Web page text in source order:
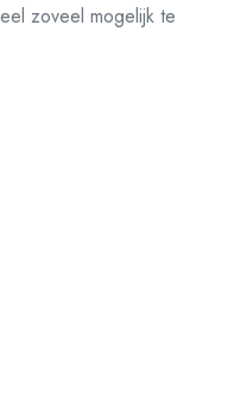
zoveel mogelijk te